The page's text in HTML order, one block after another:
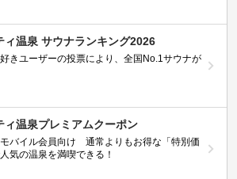
ィ温泉 サウナランキング2026
きユーザーの投票により、全国No.1サウナが
ィ温泉プレミアムクーポン
モバイル会員向け 通常よりもお得な「特別価
気の温泉を満喫できる！